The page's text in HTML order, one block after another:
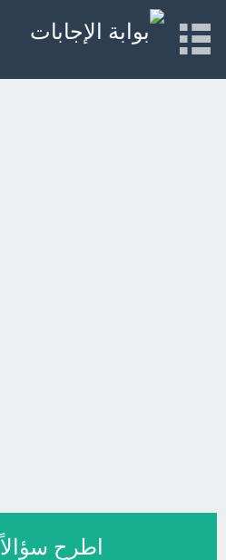
اطرح سؤالاً